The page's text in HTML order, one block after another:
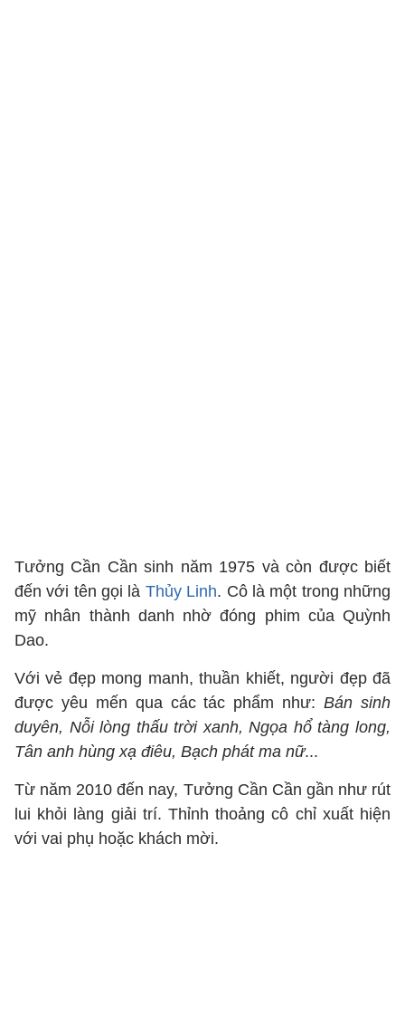
Tưởng Cần Cần sinh năm 1975 và còn được biết
đến với tên gọi là Thủy Linh. Cô là một trong những
mỹ nhân thành danh nhờ đóng phim của Quỳnh
Dao.
Với vẻ đẹp mong manh, thuần khiết, người đẹp đã
được yêu mến qua các tác phẩm như:Bán sinh
duyên, Nỗi lòng thấu trời xanh, Ngọa hổ tàng long,
Tân anh hùng xạ điêu, Bạch phát ma nữ...
Từ năm 2010 đến nay, Tưởng Cần Cần gần như rút
lui khỏi làng giải trí. Thỉnh thoảng cô chỉ xuất hiện
với vai phụ hoặc khách mời.